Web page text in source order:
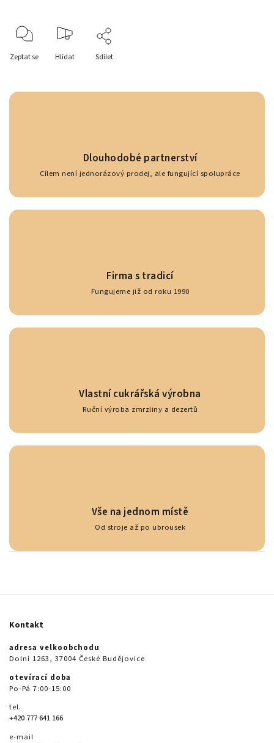
Zeptat se Hlídat Sdílet
Dlouhodobé partnerství
Cílem není jednorázový prodej, ale fungující spolupráce
Firma s tradicí
Fungujeme již od roku 1990
Vlastní cukrářská výrobna
Ruční výroba zmrzliny a dezertů
Vše na jednom místě
Od stroje až po ubrousek
Kontakt
adresa velkoobchodu
Dolní 1263, 37004 České Budějovice
otevírací doba
Po-Pá 7:00-15:00
tel.
+420 777 641 166
e-mail